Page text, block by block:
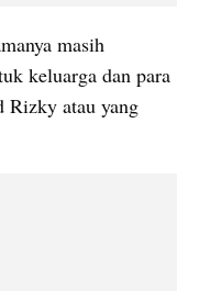
masih
keluarga dan para
Rizky atau yang